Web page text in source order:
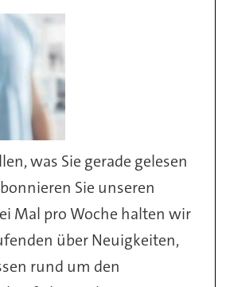
was Sie gerade gelesen
Sie unseren
Mal pro Woche halten wir
über Neuigkeiten,
rund um den